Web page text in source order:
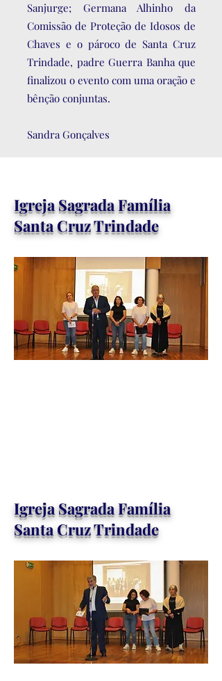
Sanjurge; Germana Alhinho da
Comissão de Proteção de Idosos de
Chaves e o pároco de Santa Cruz
Trindade, padre Guerra Banha que
finalizou o evento com uma oração e
bênção conjuntas.
Sandra Gonçalves
Igreja Sagrada Família
Santa Cruz Trindade
Igreja Sagrada Família
Santa Cruz Trindade